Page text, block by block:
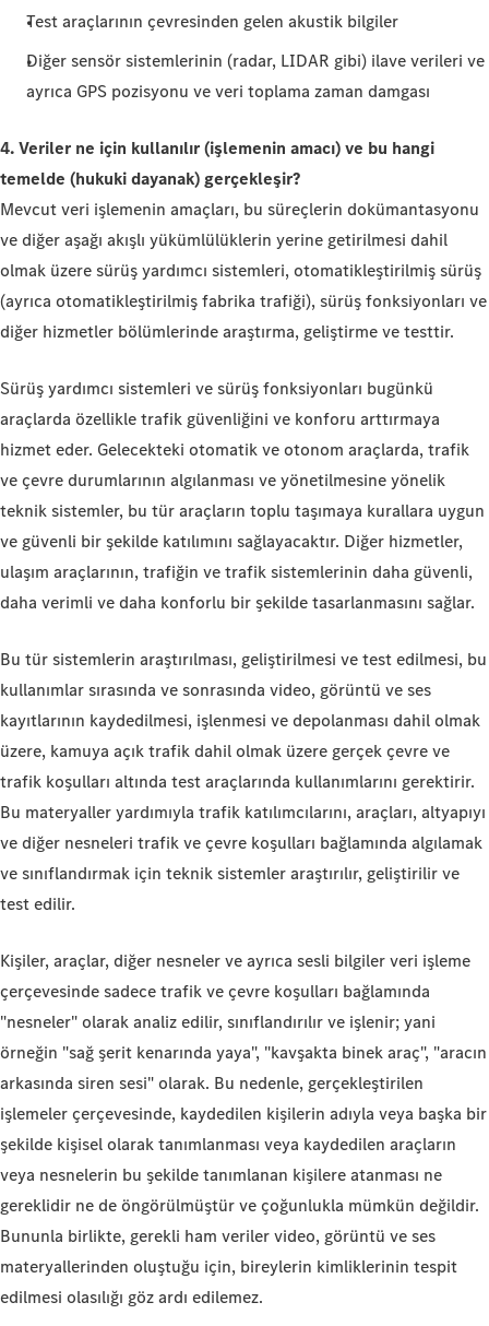
Test araçlarının çevresinden gelen akustik bilgiler
Diğer sensör sistemlerinin (radar, LIDAR gibi) ilave verileri ve
ayrıca GPS pozisyonu ve veri toplama zaman damgası
4. Veriler ne için kullanılır (işlemenin amacı) ve bu hangi
temelde (hukuki dayanak) gerçekleşir?
Mevcut veri işlemenin amaçları, bu süreçlerin dokümantasyonu
ve diğer aşağı akışlı yükümlülüklerin yerine getirilmesi dahil
olmak üzere sürüş yardımcı sistemleri, otomatikleştirilmiş sürüş
(ayrıca otomatikleştirilmiş fabrika trafiği), sürüş fonksiyonları ve
diğer hizmetler bölümlerinde araştırma, geliştirme ve testtir.
Sürüş yardımcı sistemleri ve sürüş fonksiyonları bugünkü
araçlarda özellikle trafik güvenliğini ve konforu arttırmaya
hizmet eder. Gelecekteki otomatik ve otonom araçlarda, trafik
ve çevre durumlarının algılanması ve yönetilmesine yönelik
teknik sistemler, bu tür araçların toplu taşımaya kurallara uygun
ve güvenli bir şekilde katılımını sağlayacaktır. Diğer hizmetler,
ulaşım araçlarının, trafiğin ve trafik sistemlerinin daha güvenli,
daha verimli ve daha konforlu bir şekilde tasarlanmasını sağlar.
Bu tür sistemlerin araştırılması, geliştirilmesi ve test edilmesi, bu
kullanımlar sırasında ve sonrasında video, görüntü ve ses
kayıtlarının kaydedilmesi, işlenmesi ve depolanması dahil olmak
üzere, kamuya açık trafik dahil olmak üzere gerçek çevre ve
trafik koşulları altında test araçlarında kullanımlarını gerektirir.
Bu materyaller yardımıyla trafik katılımcılarını, araçları, altyapıyı
ve diğer nesneleri trafik ve çevre koşulları bağlamında algılamak
ve sınıflandırmak için teknik sistemler araştırılır, geliştirilir ve
test edilir.
Kişiler, araçlar, diğer nesneler ve ayrıca sesli bilgiler veri işleme
çerçevesinde sadece trafik ve çevre koşulları bağlamında
"nesneler" olarak analiz edilir, sınıflandırılır ve işlenir; yani
örneğin "sağ şerit kenarında yaya", "kavşakta binek araç", "aracın
arkasında siren sesi" olarak. Bu nedenle, gerçekleştirilen
işlemeler çerçevesinde, kaydedilen kişilerin adıyla veya başka bir
şekilde kişisel olarak tanımlanması veya kaydedilen araçların
veya nesnelerin bu şekilde tanımlanan kişilere atanması ne
gereklidir ne de öngörülmüştür ve çoğunlukla mümkün değildir.
Bununla birlikte, gerekli ham veriler video, görüntü ve ses
materyallerinden oluştuğu için, bireylerin kimliklerinin tespit
edilmesi olasılığı göz ardı edilemez.